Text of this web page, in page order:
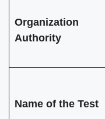
Organization
Authority
Name of the Test